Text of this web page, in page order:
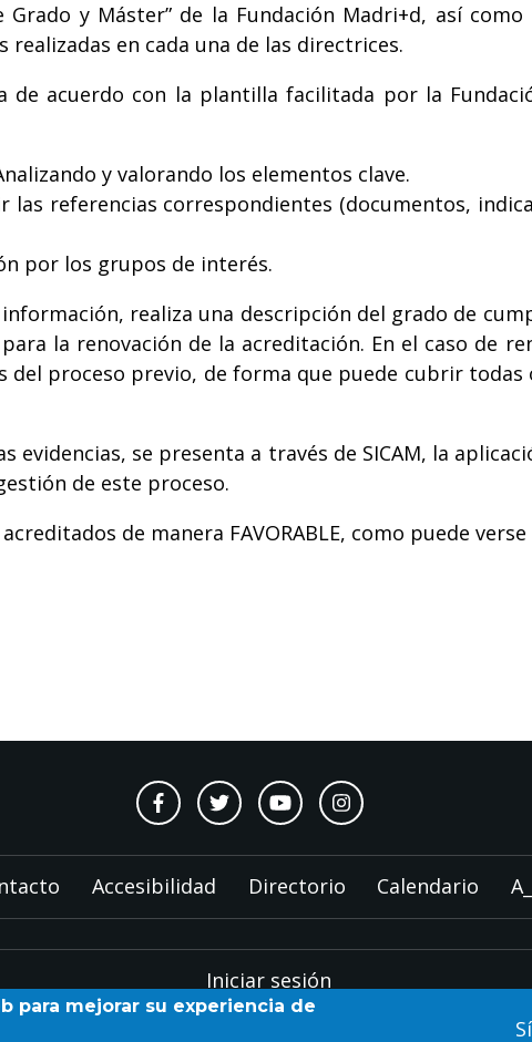
y Máster” de la Fundación Madri+d, así
en cada una de las directrices.
de acuerdo con la plantilla facilitada por la
y valorando los elementos clave.
las referencias correspondientes (documentos,
por los grupos de interés.
realiza una descripción del grado de
la renovación de la acreditación. En el caso de
proceso previo, de forma que puede cubrir todas
evidencias, se presenta a través de SICAM, la
de este proceso.
de manera FAVORABLE, como puede verse
Accesibilidad Directorio Calendario
Iniciar sesión
para mejorar su experiencia de